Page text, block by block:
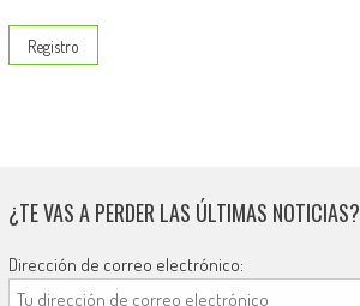
¿TE VAS A PERDER LAS ÚLTIMAS NOTICIAS?
Dirección de correo electrónico: